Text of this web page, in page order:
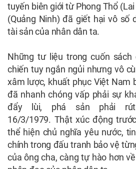
tuyến biên giới từ Phong Thổ
(Quảng Ninh) đã giết hại vô số
tài sản của nhân dân ta.
Những tư liệu trong cuốn sách
chiến tuy ngắn ngủi nhưng vô
xâm lược, khuất phục Việt Nam
đã nhanh chóng vấp phải sự
đẩy lùi, phá sản phải
16/3/1979. Thật xúc động
thể hiện chủ nghĩa yêu nước,
chính trong đấu tranh bảo vệ
của ông cha, càng tự hào hơn